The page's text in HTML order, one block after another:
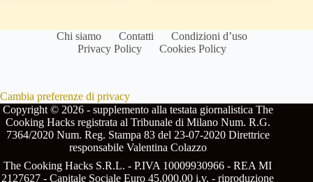
Chi siamo Contatti
Condizioni d’uso
Privacy Policy
Cookies Policy
Cambia preferenze di privacy
Copyright © 2026 - supplemento alla testata giornalistica The
Cooking Hacks registrata al Tribunale di Milano Num. R.G.
7364/2020 Num. Reg. Stampa 83 del 23-07-2020 Direttrice
responsabile Valentina Colazzo
The Cooking Hacks S.R.L. - P.IVA 10009930966 - REA MI
2127627 - Capitale Sociale Euro 45.000,00 i.v. - riproduzione